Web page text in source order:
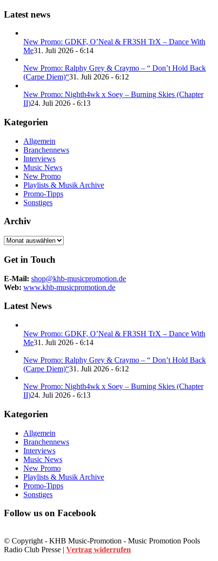
Latest news
New Promo: GDKF, O’Neal & FR3SH TrX – Dance With
Me31. Juli 2026 - 6:14
New Promo: Ralphy Grey & Craymo – “ Don’t Hold Back
(Carpe Diem)“31. Juli 2026 - 6:12
New Promo: Nighth4wk x Soey – Burning Skies (Chapter
II)24. Juli 2026 - 6:13
Kategorien
Allgemein
Branchennews
Interviews
Music News
New Promo
Playlists & Musik Archive
Promo-Tipps
Sonstiges
Archiv
Archiv
Get in Touch
E-Mail: shop@khb-musicpromotion.de
Web: www.khb-musicpromotion.de
Latest News
New Promo: GDKF, O’Neal & FR3SH TrX – Dance With
Me31. Juli 2026 - 6:14
New Promo: Ralphy Grey & Craymo – “ Don’t Hold Back
(Carpe Diem)“31. Juli 2026 - 6:12
New Promo: Nighth4wk x Soey – Burning Skies (Chapter
II)24. Juli 2026 - 6:13
Kategorien
Allgemein
Branchennews
Interviews
Music News
New Promo
Playlists & Musik Archive
Promo-Tipps
Sonstiges
Follow us on Facebook
© Copyright - KHB Music-Promotion - Music Promotion Pools
Radio Club Presse | Vertrag widerrufen